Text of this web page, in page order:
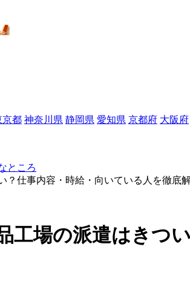
京都 神奈川県 静岡県 愛知県 京都府 大阪府
ところ
？仕事内容・時給・向いている人を徹底
工場の派遣はきつ